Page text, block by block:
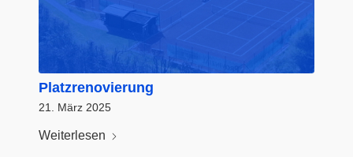
Platzrenovierung
21. März 2025
Weiterlesen